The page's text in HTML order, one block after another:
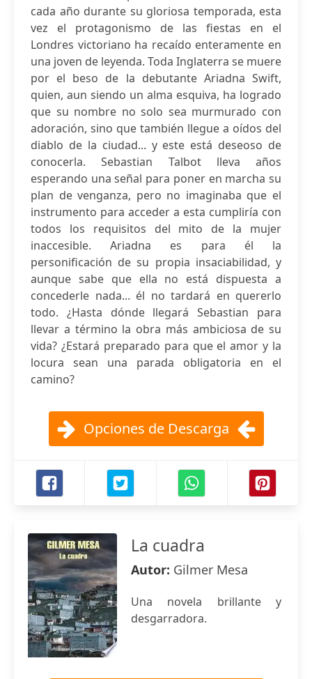
cada año durante su gloriosa temporada, esta
vez el protagonismo de las fiestas en el
Londres victoriano ha recaído enteramente en
una joven de leyenda. Toda Inglaterra se muere
por el beso de la debutante Ariadna Swift,
quien, aun siendo un alma esquiva, ha logrado
que su nombre no solo sea murmurado con
adoración, sino que también llegue a oídos del
diablo de la ciudad... y este está deseoso de
conocerla. Sebastian Talbot lleva años
esperando una señal para poner en marcha su
plan de venganza, pero no imaginaba que el
instrumento para acceder a esta cumpliría con
todos los requisitos del mito de la mujer
inaccesible. Ariadna es para él la
personificación de su propia insaciabilidad, y
aunque sabe que ella no está dispuesta a
concederle nada... él no tardará en quererlo
todo. ¿Hasta dónde llegará Sebastian para
llevar a término la obra más ambiciosa de su
vida? ¿Estará preparado para que el amor y la
locura sean una parada obligatoria en el
camino?
Opciones de Descarga
La cuadra
Autor: Gilmer Mesa
Una novela brillante y
desgarradora.